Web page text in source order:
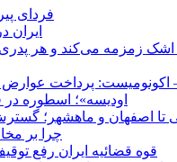
فردای
ایران
اشک زمزمه می‌کند و هر
اکونومیست: پرداخت عوارض
«اودیسه»؛ اسطوره
تا اصفهان و ماهشهر؛
چرا بر
قوه قضائیه ایران رفع